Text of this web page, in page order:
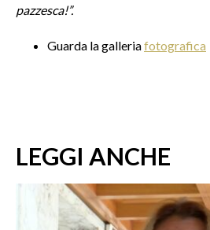
pazzesca!”.
Guarda la galleriafotografica
LEGGI ANCHE